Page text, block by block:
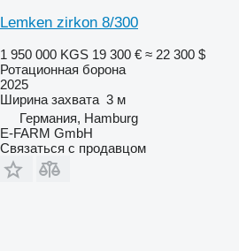
Lemken zirkon 8/300
1 950 000 KGS 19 300 € ≈ 22 300 $
Ротационная борона
2025
Ширина захвата 3 м
Германия, Hamburg
E-FARM GmbH
Связаться с продавцом